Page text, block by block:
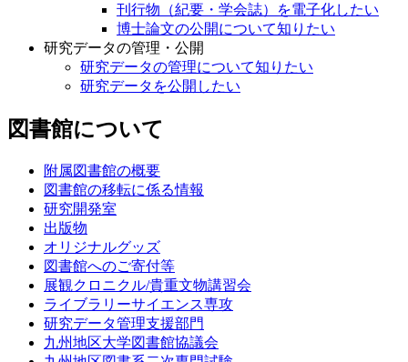
刊行物（紀要・学会誌）を電子化したい
博士論文の公開について知りたい
研究データの管理・公開
研究データの管理について知りたい
研究データを公開したい
図書館について
附属図書館の概要
図書館の移転に係る情報
研究開発室
出版物
オリジナルグッズ
図書館へのご寄付等
展観クロニクル/貴重文物講習会
ライブラリーサイエンス専攻
研究データ管理支援部門
九州地区大学図書館協議会